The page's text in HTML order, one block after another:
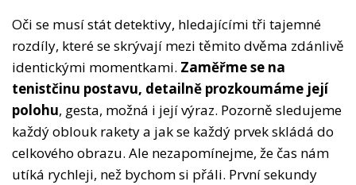
Oči se musí stát detektivy, hledajícími tři tajemné
rozdíly, které se skrývají mezi těmito dvěma zdánlivě
identickými momentkami. Zaměřme se na
tenistčinu postavu, detailně prozkoumáme její
polohu, gesta, možná i její výraz. Pozorně sledujeme
každý oblouk rakety a jak se každý prvek skládá do
celkového obrazu. Ale nezapomínejme, že čas nám
utíká rychleji, než bychom si přáli. První sekundy